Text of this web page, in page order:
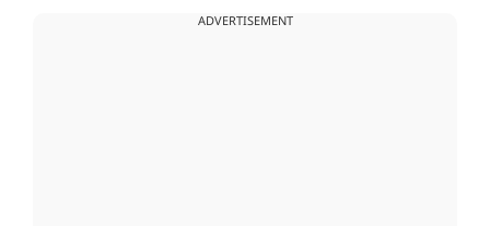
ADVERTISEMENT